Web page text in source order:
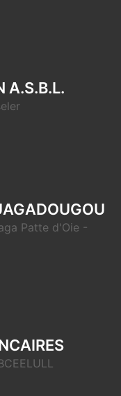
A.S.B.L.
Patte d'Oie -